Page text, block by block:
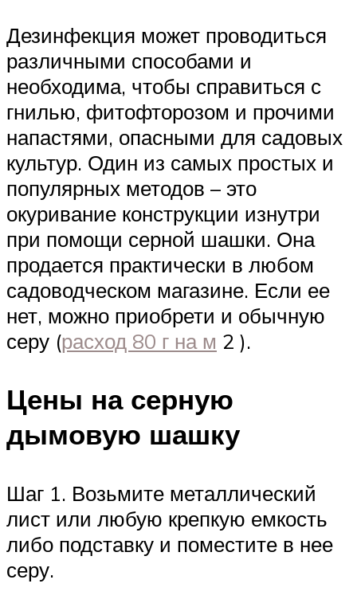
Дезинфекция может проводиться
различными способами и
необходима, чтобы справиться с
гнилью, фитофторозом и прочими
напастями, опасными для садовых
культур. Один из самых простых и
популярных методов – это
окуривание конструкции изнутри
при помощи серной шашки. Она
продается практически в любом
садоводческом магазине. Если ее
нет, можно приобрети и обычную
серу (расход 80 г на м 2 ).
Цены на серную
дымовую шашку
Шаг 1. Возьмите металлический
лист или любую крепкую емкость
либо подставку и поместите в нее
серу.